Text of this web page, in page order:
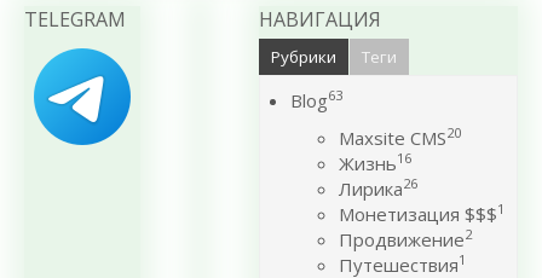
TELEGRAM НАВИГАЦИЯ
Рубрики Теги
Blog63
Maxsite CMS20
Жизнь16
Лирика26
Монетизация $$$1
Продвижение2
Путешествия1